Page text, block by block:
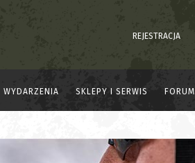
REJESTRACJA
WYDARZENIA SKLEPY I SERWIS FORUM